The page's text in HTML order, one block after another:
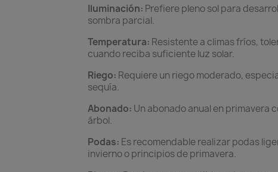
Iluminación: Prefiere pleno sol para
sombra parcial.
Temperatura: Resistente a climas fríos,
cuando reciba suficiente luz solar.
Riego: Requiere un riego moderado,
sequía.
Abonado: Un abonado anual en primavera
árbol.
Podas: Es recomendable realizar podas
invierno o principios de primavera.